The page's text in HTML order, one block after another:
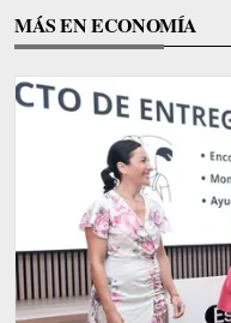
MÁS EN ECONOMÍA